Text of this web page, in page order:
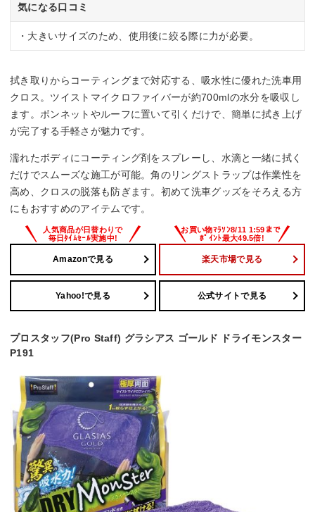
気になる口コミ
・大きいサイズのため、使用後に絞る際に力が必要。
拭き取りからコーティングまで対応する、吸水性に優れた洗車用
クロス。ツイストマイクロファイバーが約700mlの水分を吸収し
ます。ボンネットやルーフに置いて引くだけで、簡単に拭き上げ
が完了する手軽さが魅力です。
濡れたボディにコーティング剤をスプレーし、水滴と一緒に拭く
だけでスムーズな施工が可能。角のリングストラップは作業性を
高め、クロスの脱落も防ぎます。初めて洗車グッズをそろえる方
にもおすすめのアイテムです。
Amazonで見る 楽天市場で見る
Yahoo!で見る 公式サイトで見る
プロスタッフ(Pro Staff) グラシアス ゴールド ドライモンスター
P191